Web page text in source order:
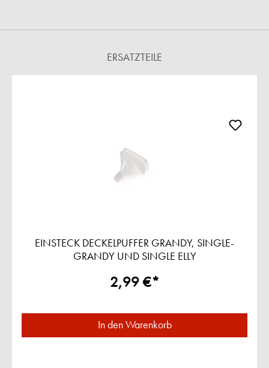
ERSATZTEILE
EINSTECK DECKELPUFFER GRANDY, SINGLE-
GRANDY UND SINGLE ELLY
2,99 €*
In den Warenkorb